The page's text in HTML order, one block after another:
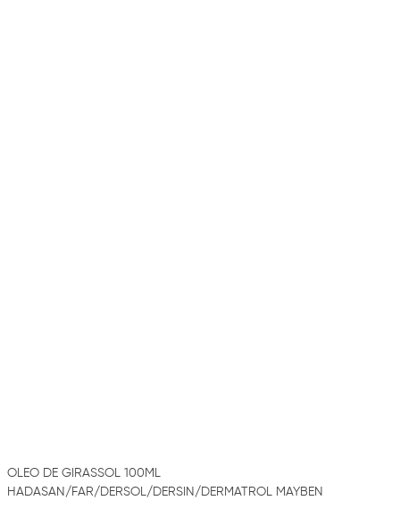
OLEO DE GIRASSOL 100ML
HADASAN/FAR/DERSOL/DERSIN/DERMATROL MAYBEN